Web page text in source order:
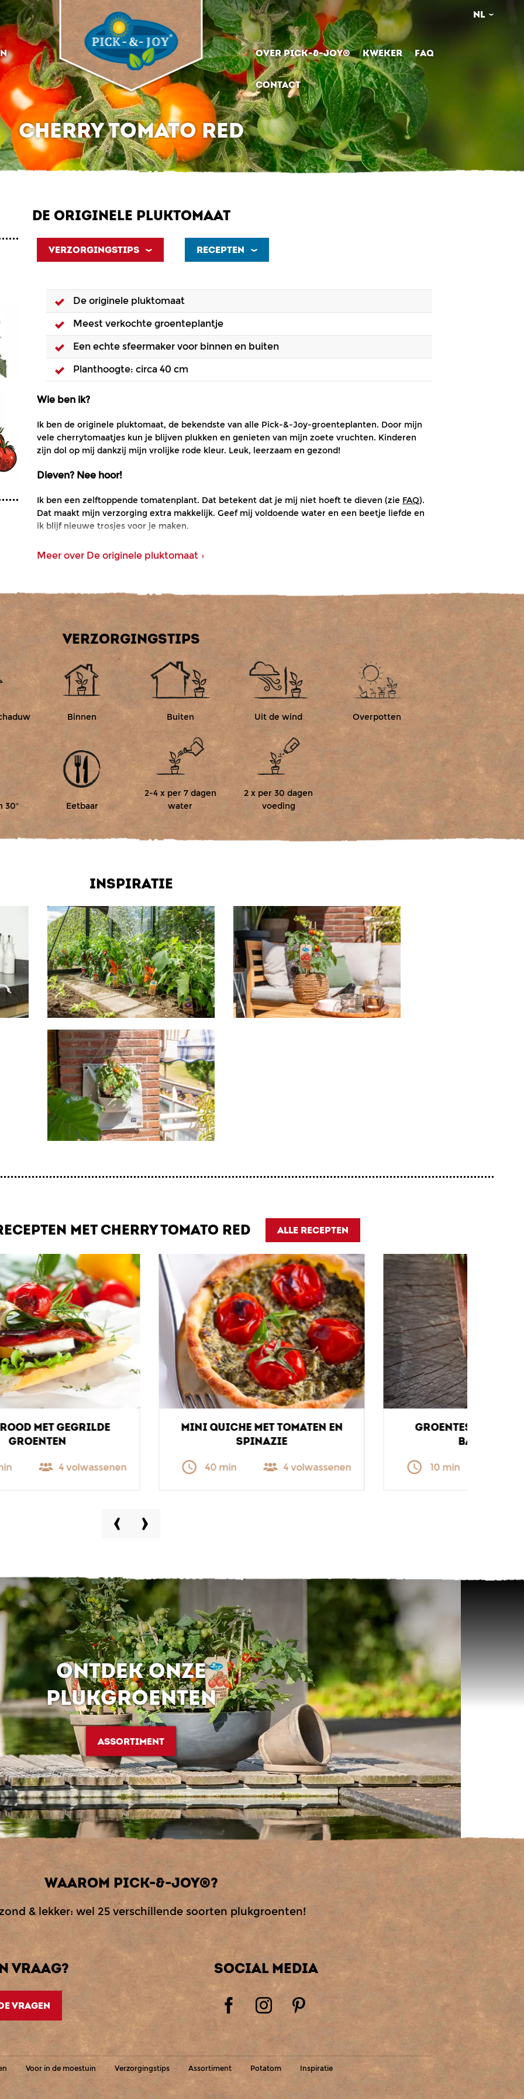
NL
OVER PICK-&-JOY® KWEKER FAQ
CONTACT
CHERRY TOMATO RED
DE ORIGINELE PLUKTOMAAT
VERZORGINGSTIPS RECEPTEN
De originele pluktomaat
Meest verkochte groenteplantje
Een echte sfeermaker voor binnen en buiten
Planthoogte: circa 40 cm
Wie ben ik?
Ik ben de originele pluktomaat, de bekendste van alle Pick-&-Joy-groenteplanten. Door mijn
vele cherrytomaatjes kun je blijven plukken en genieten van mijn zoete vruchten. Kinderen
zijn dol op mij dankzij mijn vrolijke rode kleur. Leuk, leerzaam en gezond!
Dieven? Nee hoor!
Ik ben een zelftoppende tomatenplant. Dat betekent dat je mij niet hoeft te dieven (zie FAQ).
Dat maakt mijn verzorging extra makkelijk. Geef mij voldoende water en een beetje liefde en
ik blijf nieuwe trosjes voor je maken.
Scroll naar beneden voor mijn verzorgingstips, dan voel ik me helemaal op mijn plek en geef ik
Recepten met rode cherrytomaatjes
Mijn cherrytomaatjes zijn perfect voor een frisse salade, als gezonde snack of in een
roerbakgerecht. Kijk bij de
recepten voor inspiratie!
VERZORGINGSTIPS
Binnen Buiten Uit de wind Overpotten
30º Eetbaar
2-4 x per 7 dagen
water
2 x per 30 dagen
voeding
INSPIRATIE
MET CHERRY TOMATO RED ALLE RECEPTEN
MINI QUICHE MET TOMATEN EN
40 min 4 volwassenen
GROENTESPIEZEN VOOR DE
10 min 4 volwassenen
ONTDEK ONZE
PLUKGROENTEN
ASSORTIMENT
WAAROM PICK-&-JOY®?
& lekker: wel 25 verschillende soorten plukgroenten!
VRAAG?
VRAGEN
SOCIAL MEDIA
Voor in de moestuin Verzorgingstips Assortiment Potatom Inspiratie